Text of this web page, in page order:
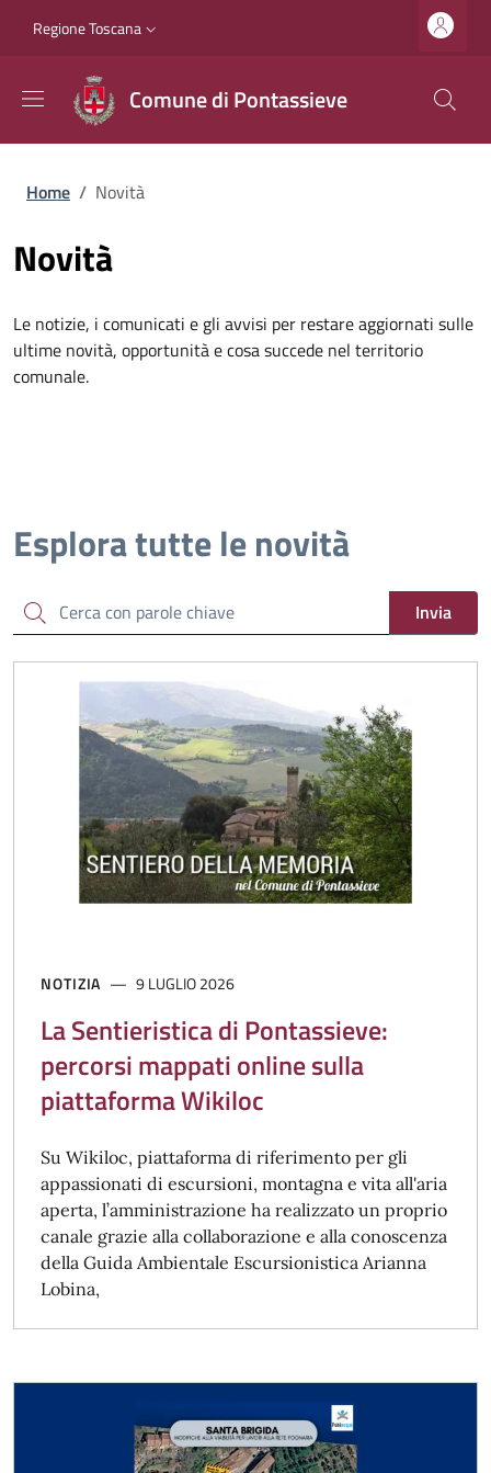
Slim top
Regione Toscana
Comune di Pontassieve
Briciole di pane
Home / Novità
Novità
Le notizie, i comunicati e gli avvisi per restare aggiornati sulle
ultime novità, opportunità e cosa succede nel territorio
comunale.
Esplora tutte le novità
Cerca Invia
NOTIZIA 9 LUGLIO 2026
La Sentieristica di Pontassieve:
percorsi mappati online sulla
piattaforma Wikiloc
Su Wikiloc, piattaforma di riferimento per gli
appassionati di escursioni, montagna e vita all'aria
aperta, l’amministrazione ha realizzato un proprio
canale grazie alla collaborazione e alla conoscenza
della Guida Ambientale Escursionistica Arianna
Lobina,